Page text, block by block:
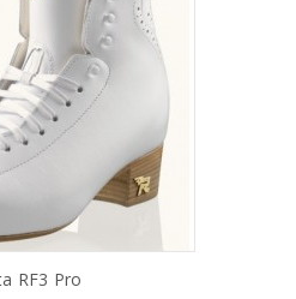
AL CARRITO
RF3 Pro